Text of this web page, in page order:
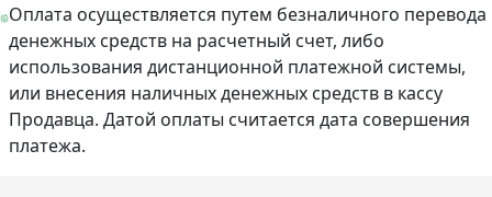
Оплата осуществляется путем безналичного перевода
денежных средств на расчетный счет, либо
использования дистанционной платежной системы,
или внесения наличных денежных средств в кассу
Продавца. Датой оплаты считается дата совершения
платежа.